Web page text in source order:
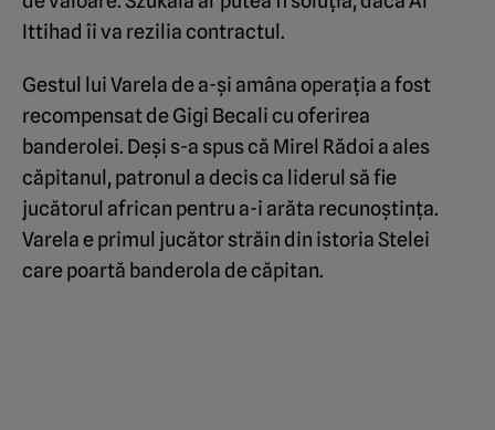
Ittihad îi va rezilia contractul.
Gestul lui Varela de a-și amâna operația a fost
recompensat de Gigi Becali cu oferirea
banderolei. Deși s-a spus că Mirel Rădoi a ales
căpitanul, patronul a decis ca liderul să fie
jucătorul african pentru a-i arăta recunoștința.
Varela e primul jucător străin din istoria Stelei
care poartă banderola de căpitan.